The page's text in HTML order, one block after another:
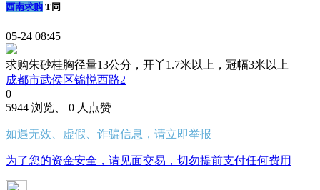
西南求购 T同
05-24 08:45
求购朱砂桂胸径量13公分，开丫1.7米以上，冠幅3米以上
成都市武侯区锦悦西路2
0
5944 浏览、 0 人点赞
如遇无效、虚假、诈骗信息，请立即举报
为了您的资金安全，请见面交易，切勿提前支付任何费用